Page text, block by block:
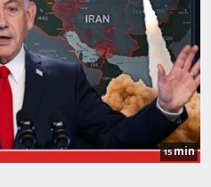
15min